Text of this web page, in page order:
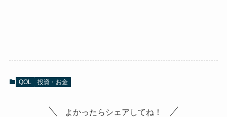
QOL 投資・お金
よかったらシェアしてね！